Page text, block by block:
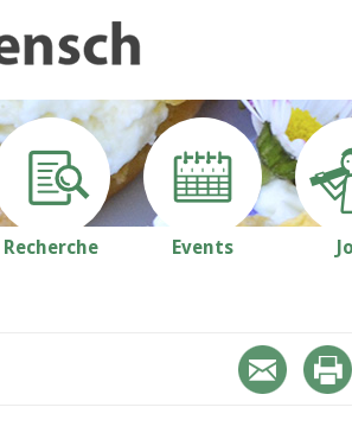
Recherche Events